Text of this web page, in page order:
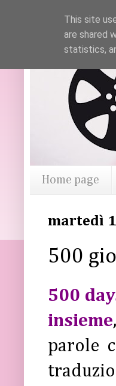
Home page
martedì
500
500
insieme
parole
This site
are shared
statistics,